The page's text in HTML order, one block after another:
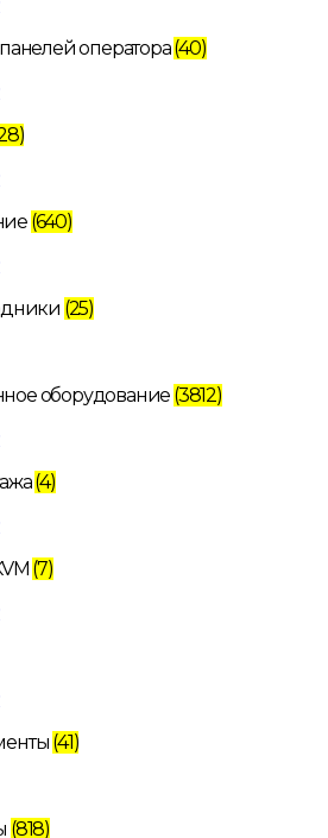
оператора(40)
(640)
(25)
оборудование (3812)
(4)
(7)
(41)
(818)